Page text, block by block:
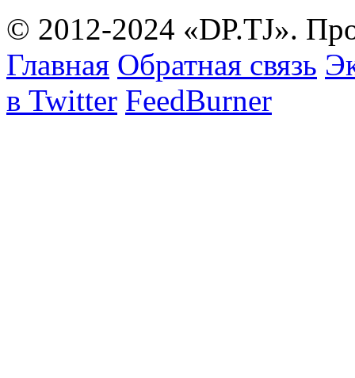
© 2012-2024 «DP.TJ».
Главная Обратная связь
в Twitter FeedBurner